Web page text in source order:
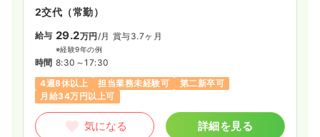
2交代（常勤）
給与 29.2万円 /月 賞与3.7ヶ月
※経験9年の例
時間 8:30～17:30
4週8休以上
担当業務未経験可
第二新卒可
月給34万円以上可
気になる 詳細を見る